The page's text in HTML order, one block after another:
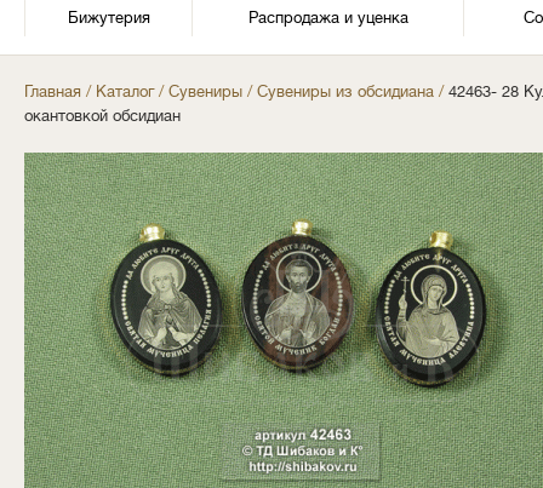
Бижутерия Распродажа и уценка
Главная / Каталог/ Сувениры / Сувениры из обсидиана / 42463- 28
окантовкой обсидиан